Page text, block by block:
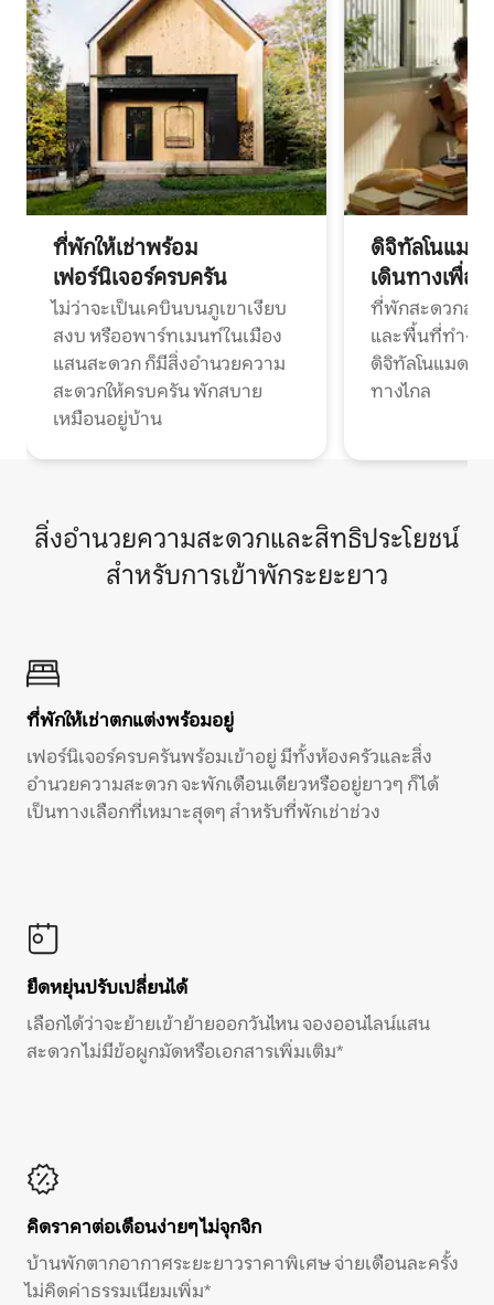
ที่พักให้เช่าพร้อม
เฟอร์นิเจอร์ครบครัน
ไม่ว่าจะเป็นเคบินบนภูเขาเงียบ
สงบ หรืออพาร์ทเมนท์ในเมือง
แสนสะดวก ก็มีสิ่งอำนวยความ
สะดวกให้ครบครัน พักสบาย
เหมือนอยู่บ้าน
ดิจิทัลโนแมด
เดินทางเพื่อ
ที่พักสะดวกสบ
และพื้นที่ทำงา
ดิจิทัลโนแมดแ
ทางไกล
สิ่งอำนวยความสะดวกและสิทธิประโยชน์
สำหรับการเข้าพักระยะยาว
ที่พักให้เช่าตกแต่งพร้อมอยู่
เฟอร์นิเจอร์ครบครันพร้อมเข้าอยู่ มีทั้งห้องครัวและสิ่ง
อำนวยความสะดวก จะพักเดือนเดียวหรืออยู่ยาวๆ ก็ได้
เป็นทางเลือกที่เหมาะสุดๆ สำหรับที่พักเช่าช่วง
ยืดหยุ่นปรับเปลี่ยนได้
เลือกได้ว่าจะย้ายเข้าย้ายออกวันไหน จองออนไลน์แสน
สะดวก ไม่มีข้อผูกมัดหรือเอกสารเพิ่มเติม*
คิดราคาต่อเดือนง่ายๆ ไม่จุกจิก
บ้านพักตากอากาศระยะยาวราคาพิเศษ จ่ายเดือนละครั้ง
ไม่คิดค่าธรรมเนียมเพิ่ม*